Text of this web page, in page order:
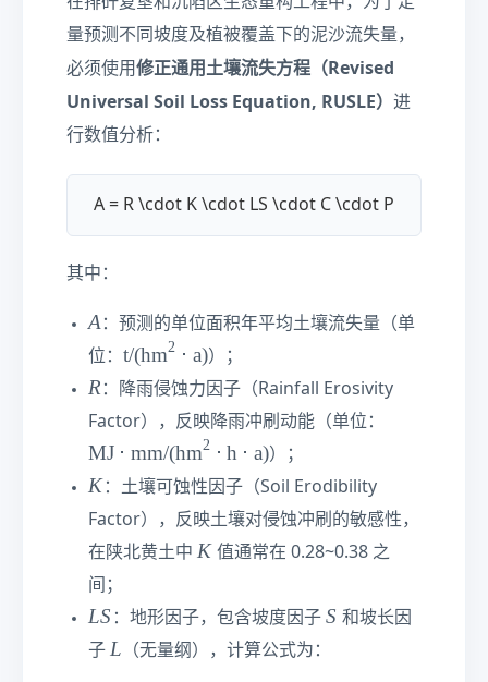
量预测不同坡度及植被覆盖下的泥沙流失量，
必须使用修正通用土壤流失方程（Revised
Universal Soil Loss Equation, RUSLE） 进
行数值分析：
A = R \cdot K \cdot LS \cdot C \cdot P
其中：
A
A：预测的单位面积年平均土壤流失量（单
位： \t
e
xt
{t
/(
h
}
^
d
ot
t/(hm2 ⋅ a)）；
R
R ：降雨侵蚀力因子（Rainfall Erosivity
Factor），反映降雨冲刷动能（单位：
M
J}
ot
MJ ⋅ mm/(hm2 ⋅ h ⋅ a)）；
K
K ：土壤可蚀性因子（Soil Erodibility
Factor），反映土壤对侵蚀冲刷的敏感性，
在陕北黄土中 K
K 值通常在 0.28~0.38 之
间；
L
S
LS ：地形因子，包含坡度因子S
S 和坡长因
子 L
L （无量纲），计算公式为：